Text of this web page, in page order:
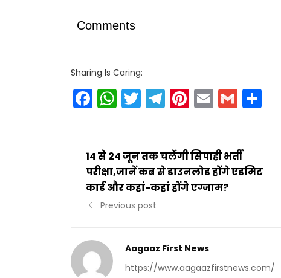
Comments
Sharing Is Caring:
Facebook
WhatsApp
Twitter
Telegram
Pinterest
EmailGmail
14 से 24 जून तक चलेंगी सिपाही भर्ती
परीक्षा,जानें कब से डाउनलोड होंगे एडमिट
कार्ड और कहां-कहां होंगे एग्जाम?
Previous post
Aagaaz First News
https://www.aagaazfirstnews.com/